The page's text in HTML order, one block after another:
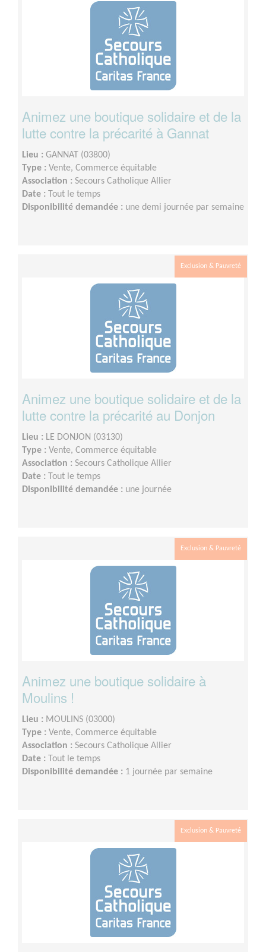
Animez une boutique solidaire et de la
lutte contre la précarité à Gannat
Lieu : GANNAT (03800)
Type : Vente, Commerce équitable
Association : Secours Catholique Allier
Date :
Tout le temps
Disponibilité demandée : une demi journée par semaine
Exclusion & Pauvreté
Animez une boutique solidaire et de la
lutte contre la précarité au Donjon
Lieu : LE DONJON (03130)
Type : Vente, Commerce équitable
Association : Secours Catholique Allier
Date :
Tout le temps
Disponibilité demandée : une journée
Exclusion & Pauvreté
Animez une boutique solidaire à
Moulins !
Lieu : MOULINS (03000)
Type : Vente, Commerce équitable
Association : Secours Catholique Allier
Date :
Tout le temps
Disponibilité demandée : 1 journée par semaine
Exclusion & Pauvreté